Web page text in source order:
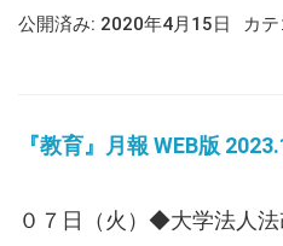
公開済み: 2020年4月15日 カ
『教育』月報 WEB版
０７日（火）◆大学法人